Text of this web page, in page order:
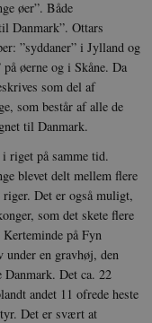
øer”. Både
Danmark”. Ottars
”syddaner” i Jylland og
øerne og i Skåne. Da
som del af
som består af alle de
til Danmark.
riget på samme tid.
blevet delt mellem flere
Det er også muligt,
som det skete flere
på Fyn
en gravhøj, den
Danmark. Det ca. 22
andet 11 ofrede heste
Det er svært at